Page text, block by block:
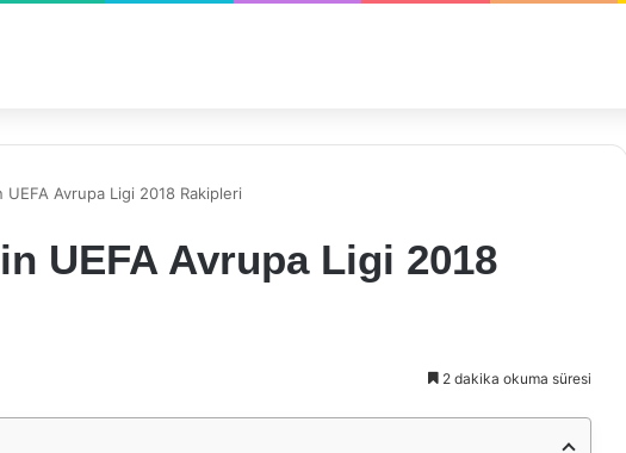
UEFA Avrupa Ligi 2018 Rakipleri
UEFA Avrupa Ligi 2018
2 dakika okuma süresi